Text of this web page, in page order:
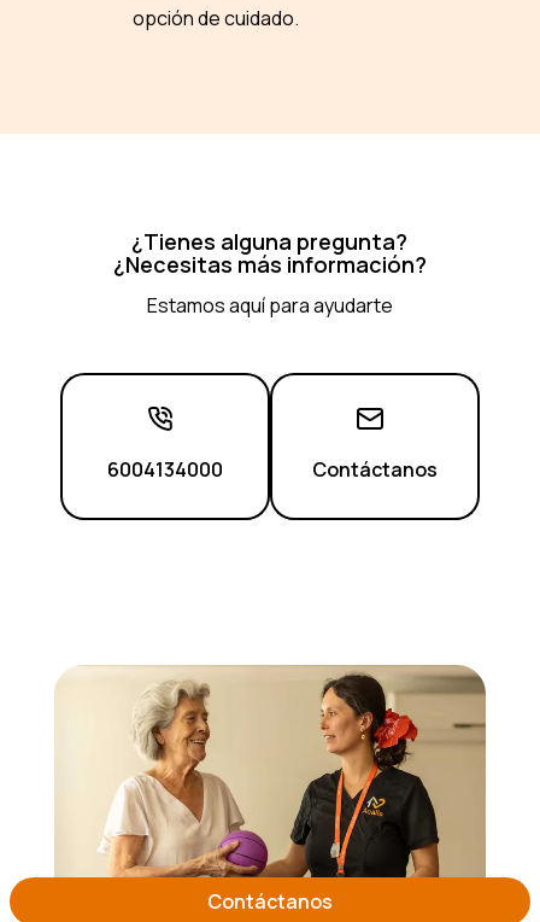
opción de cuidado.
¿Tienes alguna pregunta?
¿Necesitas más información?
Estamos aquí para ayudarte
6004134000 Contáctanos
Contáctanos